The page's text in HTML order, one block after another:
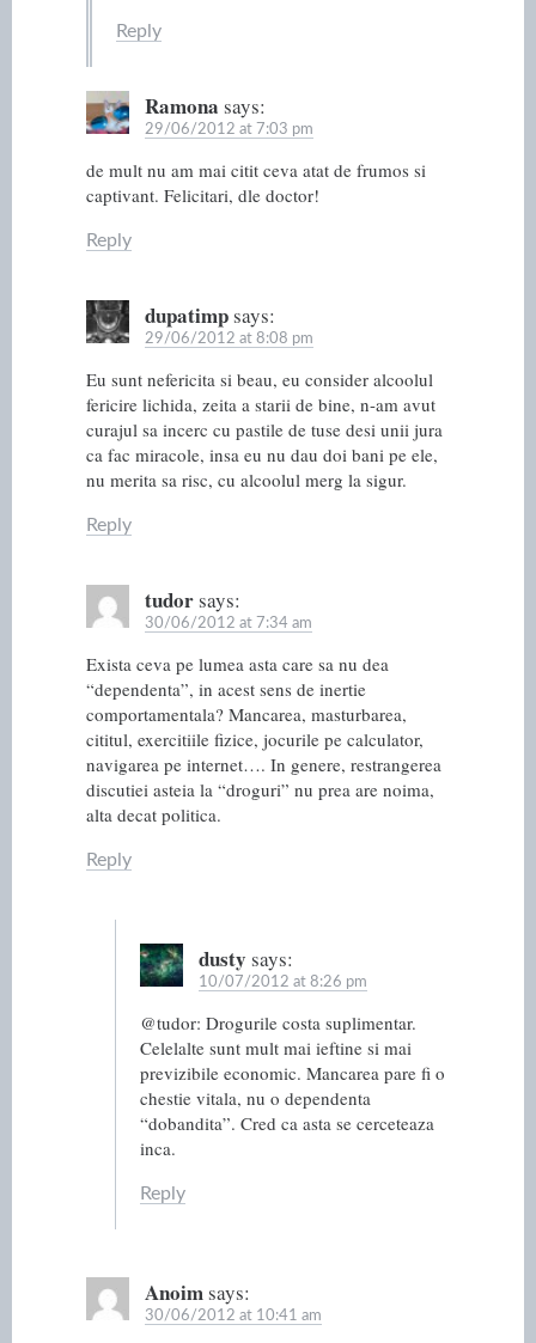
Reply
Ramona says:
29/06/2012 at 7:03 pm
de mult nu am mai citit ceva atat de frumos si
captivant. Felicitari, dle doctor!
Reply
dupatimpsays:
29/06/2012 at 8:08 pm
Eu sunt nefericita si beau, eu consider alcoolul
fericire lichida, zeita a starii de bine, n-am avut
curajul sa incerc cu pastile de tuse desi unii jura
ca fac miracole, insa eu nu dau doi bani pe ele,
nu merita sa risc, cu alcoolul merg la sigur.
Reply
tudorsays:
30/06/2012 at 7:34 am
Exista ceva pe lumea asta care sa nu dea
“dependenta”, in acest sens de inertie
comportamentala? Mancarea, masturbarea,
cititul, exercitiile fizice, jocurile pe calculator,
navigarea pe internet…. In genere, restrangerea
discutiei asteia la “droguri” nu prea are noima,
alta decat politica.
Reply
dusty says:
10/07/2012 at 8:26 pm
@tudor: Drogurile costa suplimentar.
Celelalte sunt mult mai ieftine si mai
previzibile economic. Mancarea pare fi o
chestie vitala, nu o dependenta
“dobandita”. Cred ca asta se cerceteaza
inca.
Reply
Anoimsays:
30/06/2012 at 10:41 am